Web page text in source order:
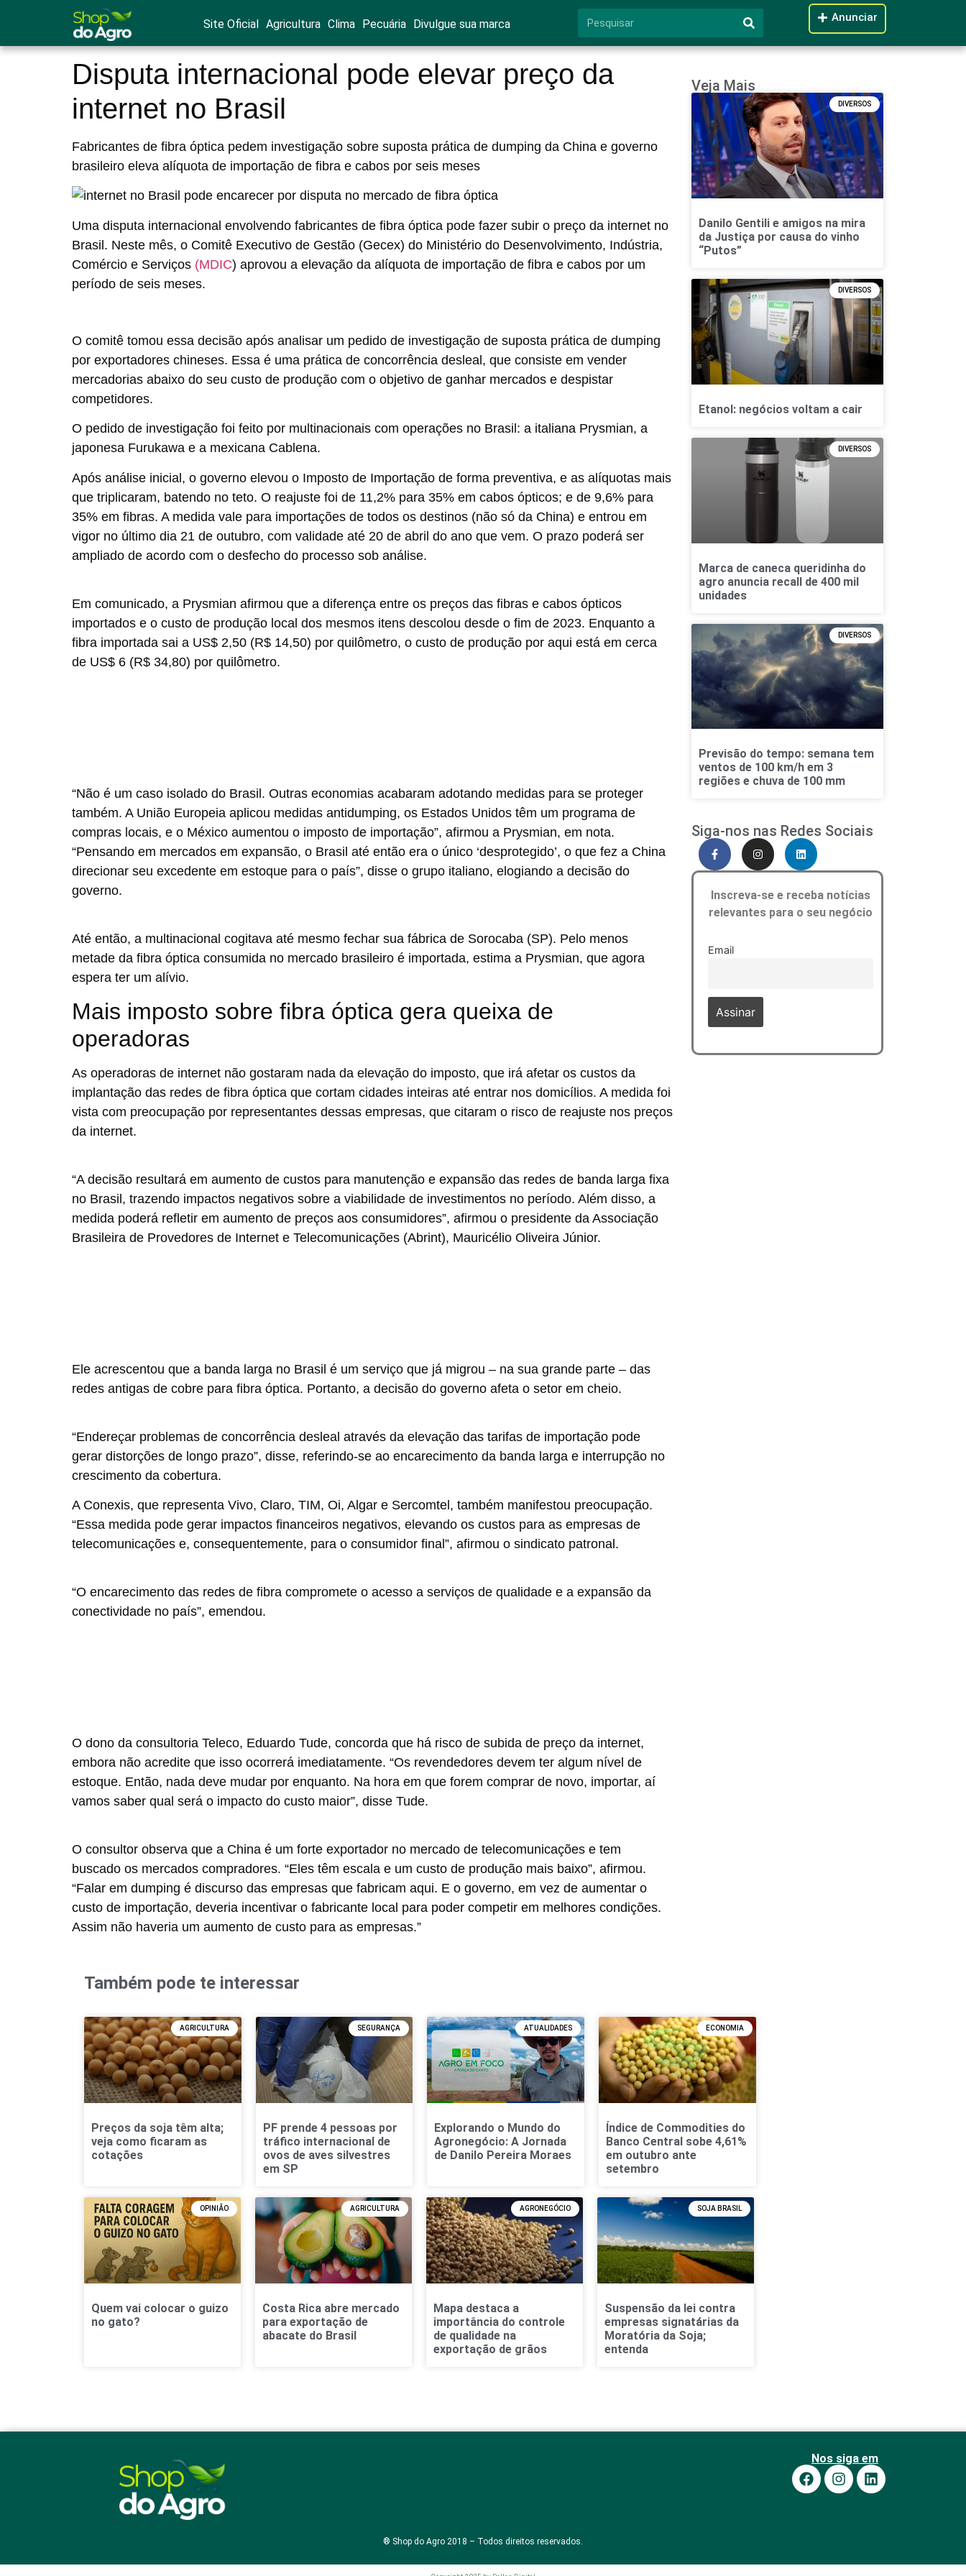
Site Oficial Agricultura Clima Pecuária Divulgue sua marca Anunciar
Disputa internacional pode elevar preço da
internet no Brasil
Fabricantes de fibra óptica pedem investigação sobre suposta prática de dumping da China e governo
brasileiro eleva alíquota de importação de fibra e cabos por seis meses
Uma disputa internacional envolvendo fabricantes de fibra óptica pode fazer subir o preço da internet no
Brasil. Neste mês, o Comitê Executivo de Gestão (Gecex) do Ministério do Desenvolvimento, Indústria,
Comércio e Serviços (MDIC) aprovou a elevação da alíquota de importação de fibra e cabos por um
período de seis meses.
O comitê tomou essa decisão após analisar um pedido de investigação de suposta prática de dumping
por exportadores chineses. Essa é uma prática de concorrência desleal, que consiste em vender
mercadorias abaixo do seu custo de produção com o objetivo de ganhar mercados e despistar
competidores.
O pedido de investigação foi feito por multinacionais com operações no Brasil: a italiana Prysmian, a
japonesa Furukawa e a mexicana Cablena.
Após análise inicial, o governo elevou o Imposto de Importação de forma preventiva, e as alíquotas mais
que triplicaram, batendo no teto. O reajuste foi de 11,2% para 35% em cabos ópticos; e de 9,6% para
35% em fibras. A medida vale para importações de todos os destinos (não só da China) e entrou em
vigor no último dia 21 de outubro, com validade até 20 de abril do ano que vem. O prazo poderá ser
ampliado de acordo com o desfecho do processo sob análise.
Em comunicado, a Prysmian afirmou que a diferença entre os preços das fibras e cabos ópticos
importados e o custo de produção local dos mesmos itens descolou desde o fim de 2023. Enquanto a
fibra importada sai a US$ 2,50 (R$ 14,50) por quilômetro, o custo de produção por aqui está em cerca
de US$ 6 (R$ 34,80) por quilômetro.
“Não é um caso isolado do Brasil. Outras economias acabaram adotando medidas para se proteger
também. A União Europeia aplicou medidas antidumping, os Estados Unidos têm um programa de
compras locais, e o México aumentou o imposto de importação”, afirmou a Prysmian, em nota.
“Pensando em mercados em expansão, o Brasil até então era o único ‘desprotegido’, o que fez a China
direcionar seu excedente em estoque para o país”, disse o grupo italiano, elogiando a decisão do
governo.
Até então, a multinacional cogitava até mesmo fechar sua fábrica de Sorocaba (SP). Pelo menos
metade da fibra óptica consumida no mercado brasileiro é importada, estima a Prysmian, que agora
espera ter um alívio.
Mais imposto sobre fibra óptica gera queixa de
operadoras
As operadoras de internet não gostaram nada da elevação do imposto, que irá afetar os custos da
implantação das redes de fibra óptica que cortam cidades inteiras até entrar nos domicílios. A medida foi
vista com preocupação por representantes dessas empresas, que citaram o risco de reajuste nos preços
da internet.
“A decisão resultará em aumento de custos para manutenção e expansão das redes de banda larga fixa
no Brasil, trazendo impactos negativos sobre a viabilidade de investimentos no período. Além disso, a
medida poderá refletir em aumento de preços aos consumidores”, afirmou o presidente da Associação
Brasileira de Provedores de Internet e Telecomunicações (Abrint), Mauricélio Oliveira Júnior.
Ele acrescentou que a banda larga no Brasil é um serviço que já migrou – na sua grande parte – das
redes antigas de cobre para fibra óptica. Portanto, a decisão do governo afeta o setor em cheio.
“Endereçar problemas de concorrência desleal através da elevação das tarifas de importação pode
gerar distorções de longo prazo”, disse, referindo-se ao encarecimento da banda larga e interrupção no
crescimento da cobertura.
A Conexis, que representa Vivo, Claro, TIM, Oi, Algar e Sercomtel, também manifestou preocupação.
“Essa medida pode gerar impactos financeiros negativos, elevando os custos para as empresas de
telecomunicações e, consequentemente, para o consumidor final”, afirmou o sindicato patronal.
“O encarecimento das redes de fibra compromete o acesso a serviços de qualidade e a expansão da
conectividade no país”, emendou.
O dono da consultoria Teleco, Eduardo Tude, concorda que há risco de subida de preço da internet,
embora não acredite que isso ocorrerá imediatamente. “Os revendedores devem ter algum nível de
estoque. Então, nada deve mudar por enquanto. Na hora em que forem comprar de novo, importar, aí
vamos saber qual será o impacto do custo maior”, disse Tude.
O consultor observa que a China é um forte exportador no mercado de telecomunicações e tem
buscado os mercados compradores. “Eles têm escala e um custo de produção mais baixo”, afirmou.
“Falar em dumping é discurso das empresas que fabricam aqui. E o governo, em vez de aumentar o
custo de importação, deveria incentivar o fabricante local para poder competir em melhores condições.
Assim não haveria um aumento de custo para as empresas.”
Veja Mais
DIVERSOS
Danilo Gentili e amigos na mira
da Justiça por causa do vinho
“Putos”
DIVERSOS
Etanol: negócios voltam a cair
DIVERSOS
Marca de caneca queridinha do
agro anuncia recall de 400 mil
unidades
DIVERSOS
Previsão do tempo: semana tem
ventos de 100 km/h em 3
regiões e chuva de 100 mm
Siga-nos nas Redes Sociais
Inscreva-se e receba notícias
relevantes para o seu negócio
Email
Também pode te interessar
AGRICULTURA
Preços da soja têm alta;
veja como ficaram as
cotações
SEGURANÇA
PF prende 4 pessoas por
tráfico internacional de
ovos de aves silvestres
em SP
ATUALIDADES
Explorando o Mundo do
Agronegócio: A Jornada
de Danilo Pereira Moraes
ECONOMIA
Índice de Commodities do
Banco Central sobe 4,61%
em outubro ante
setembro
OPINIÃO
Quem vai colocar o guizo
no gato?
AGRICULTURA
Costa Rica abre mercado
para exportação de
abacate do Brasil
AGRONEGÓCIO
Mapa destaca a
importância do controle
de qualidade na
exportação de grãos
SOJA BRASIL
Suspensão da lei contra
empresas signatárias da
Moratória da Soja;
entenda
Nos siga em
® Shop do Agro 2018 – Todos direitos reservados.